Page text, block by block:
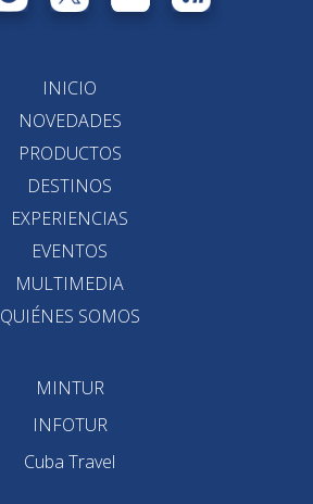
INICIO
NOVEDADES
PRODUCTOS
DESTINOS
EXPERIENCIAS
EVENTOS
MULTIMEDIA
QUIÉNES SOMOS
MINTUR
INFOTUR
Cuba Travel